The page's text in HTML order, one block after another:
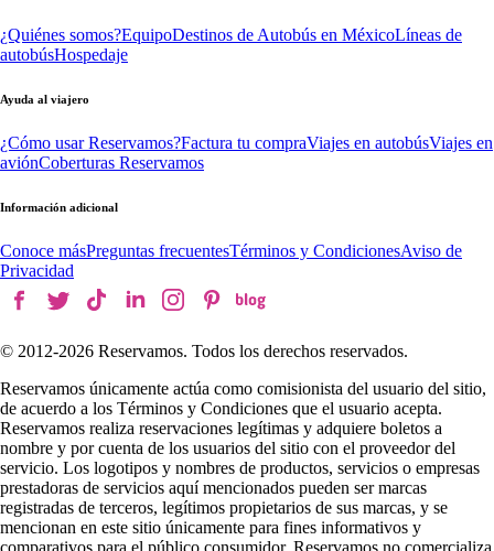
¿Quiénes somos?EquipoDestinos de Autobús en MéxicoLíneas de
autobúsHospedaje
Ayuda al viajero
¿Cómo usar Reservamos?Factura tu compraViajes en autobúsViajes en
aviónCoberturas Reservamos
Información adicional
Conoce másPreguntas frecuentesTérminos y CondicionesAviso de
Privacidad
© 2012-2026 Reservamos. Todos los derechos reservados.
Reservamos únicamente actúa como comisionista del usuario del sitio,
de acuerdo a los Términos y Condiciones que el usuario acepta.
Reservamos realiza reservaciones legítimas y adquiere boletos a
nombre y por cuenta de los usuarios del sitio con el proveedor del
servicio. Los logotipos y nombres de productos, servicios o empresas
prestadoras de servicios aquí mencionados pueden ser marcas
registradas de terceros, legítimos propietarios de sus marcas, y se
mencionan en este sitio únicamente para fines informativos y
comparativos para el público consumidor. Reservamos no comercializa